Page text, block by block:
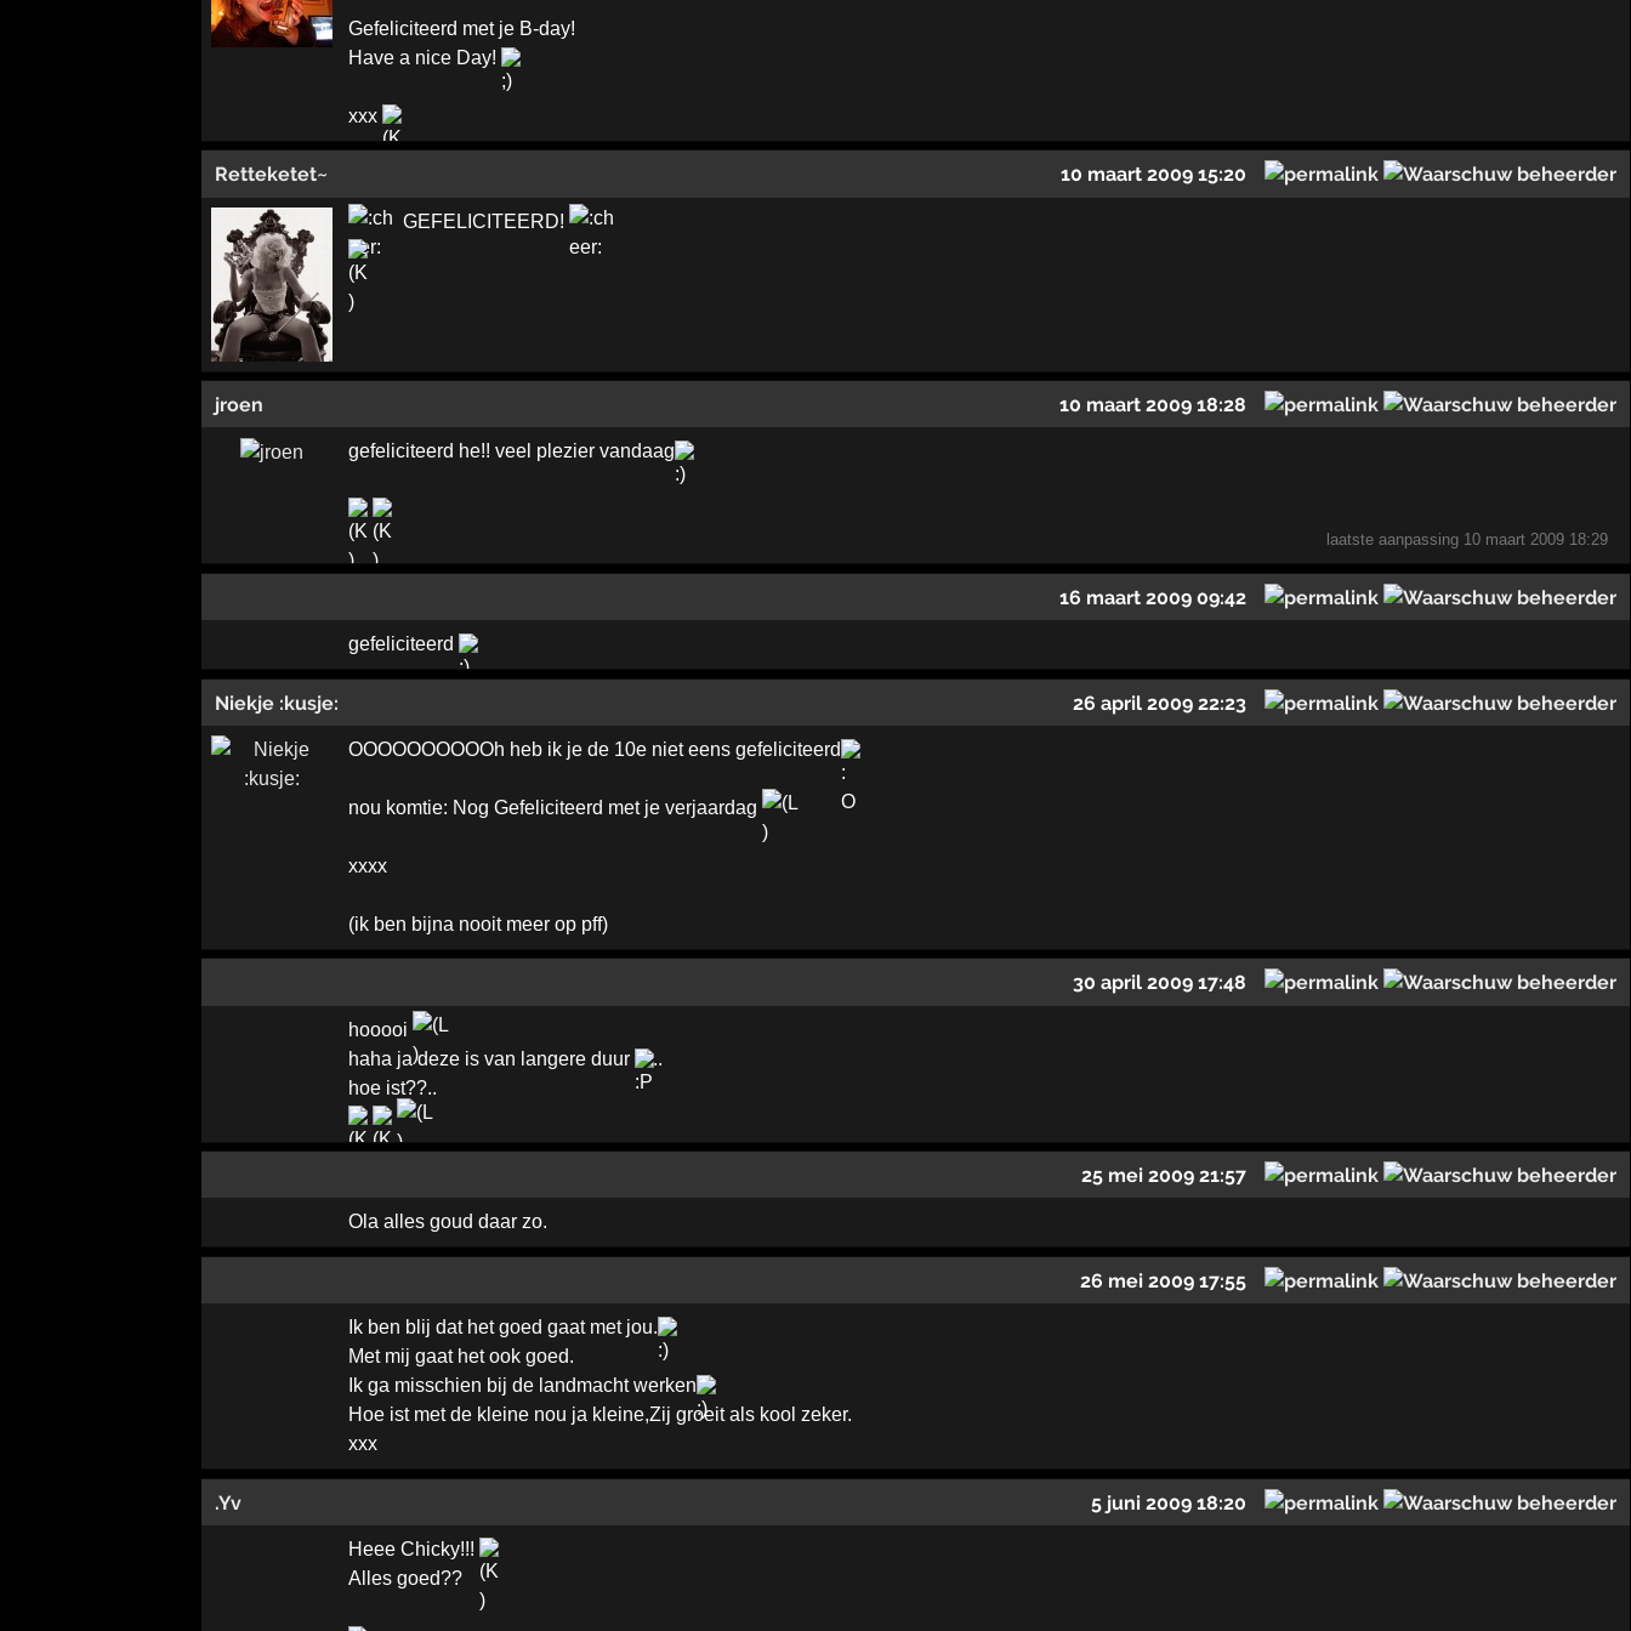
Gefeliciteerd met je B-day!
Have a nice Day!
xxx
Retteketet~ 10 maart 2009 15:20
GEFELICITEERD!
jroen 10 maart 2009 18:28
gefeliciteerd he!! veel plezier vandaag
laatste aanpassing 10 maart 2009 18:29
16 maart 2009 09:42
gefeliciteerd
Niekje :kusje: 26 april 2009 22:23
OOOOOOOOOOh heb ik je de 10e niet eens gefeliciteerd
nou komtie: Nog Gefeliciteerd met je verjaardag
xxxx
(ik ben bijna nooit meer op pff)
30 april 2009 17:48
hooooi
haha ja deze is van langere duur
..
hoe ist??..
25 mei 2009 21:57
Ola alles goud daar zo.
26 mei 2009 17:55
Ik ben blij dat het goed gaat met jou.
Met mij gaat het ook goed.
Ik ga misschien bij de landmacht werken
Hoe ist met de kleine nou ja kleine,Zij groeit als kool zeker.
xxx
.Yv 5 juni 2009 18:20
Heee Chicky!!!
Alles goed??